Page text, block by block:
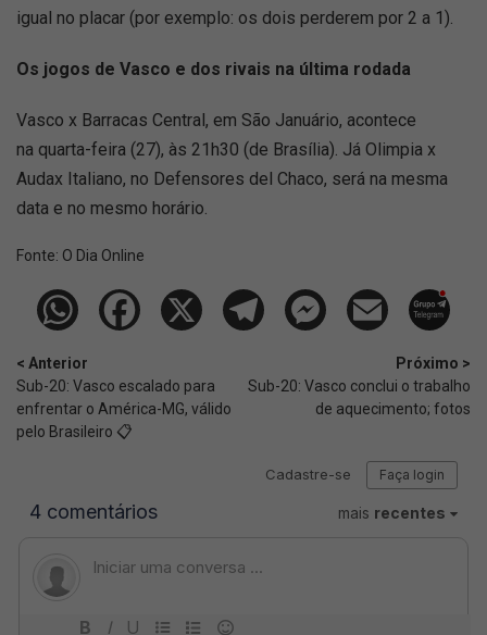
igual no placar (por exemplo: os dois perderem por 2 a 1).
Os jogos de Vasco e dos rivais na última rodada
Vasco x Barracas Central, em São Januário, acontece
na quarta-feira (27), às 21h30 (de Brasília). Já Olimpia x
Audax Italiano, no Defensores del Chaco, será na mesma
data e no mesmo horário.
Fonte: O Dia Online
< Anterior
Sub-20: Vasco escalado para
enfrentar o América-MG, válido
pelo Brasileiro 📋
Próximo >
Sub-20: Vasco conclui o trabalho
de aquecimento; fotos